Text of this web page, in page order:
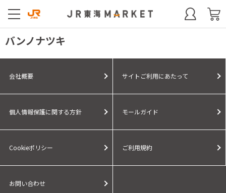
バンノナツキ
会社概要 サイトご利用にあたって
個人情報保護に関する方針 モールガイド
Cookieポリシー ご利用規約
お問い合わせ